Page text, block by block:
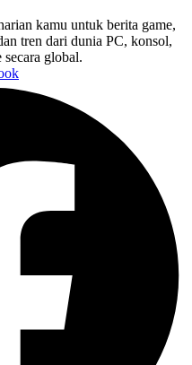
kamu untuk berita game,
tren dari dunia PC, konsol,
secara global.